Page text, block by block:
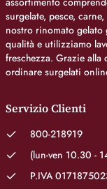
surgelate, pesce,
nostro rinomato
qualità e utilizziamo
freschezza. Grazie
ordinare surgelati
Servizio Clienti
800-218919
(lun-ven 10.30 -
P.IVA